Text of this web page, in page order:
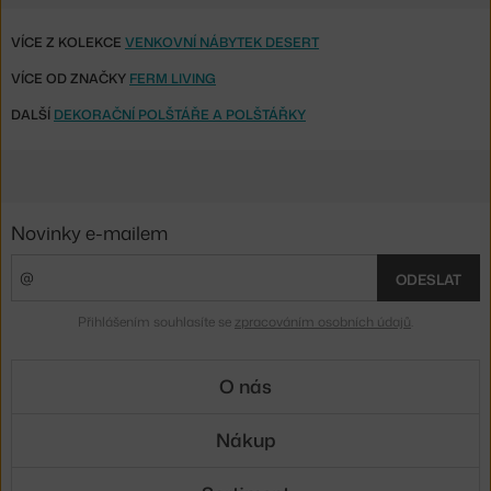
VÍCE Z KOLEKCE VENKOVNÍ NÁBYTEK DESERT
VÍCE OD ZNAČKY FERM LIVING
DALŠÍ DEKORAČNÍ POLŠTÁŘE A POLŠTÁŘKY
Novinky e-mailem
ODESLAT
Přihlášením souhlasíte se zpracováním osobních údajů
O nás
Nákup